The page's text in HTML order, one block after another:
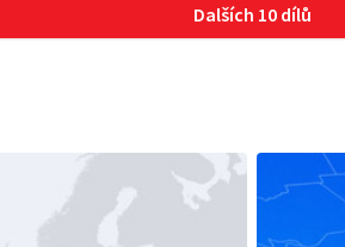
Dalších 10 dílů